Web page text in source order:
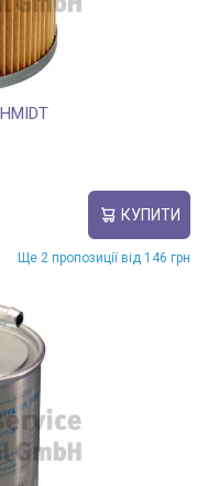
КУПИТИ
Ще 2 пропозиції від 146 грн